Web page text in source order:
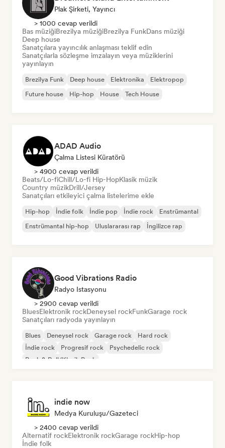
Plak Şirketi, Yayıncı
> 1000 cevap verildi
Bas müziğiBrezilya müziğiBrezilya FunkDans müziği
Deep house
Sanatçılara yayıncılık anlaşması teklif edin
Sanatçılarla sözleşme imzalayın veya müziklerini
yayınlayın
Brezilya Funk Deep house Elektronika
Elektropop
Future house
Hip-hop House Tech House
ADAD Audio
Çalma Listesi Küratörü
> 4900 cevap verildi
Beats/Lo-fiChill/Lo-fi Hip-HopKlasik müzik
Country müzikDrill/Jersey
Sanatçıları etkileyici çalma listelerime ekle
Hip-hop İndie folk İndie pop İndie rock
Enstrümantal
Enstrümantal hip-hop
Uluslararası rap İngilizce rap
Good Vibrations Radio
Radyo Istasyonu
> 2900 cevap verildi
BluesElektronik rockDeneysel rockFunkGarage rock
Sanatçıları radyoda yayınlayın
Blues Deneysel rock Garage rock
Hard rock
İndie rock
Progresif rock
Psychedelic rock
Rock & Roll/Klasik Rock
indie now
Medya Kuruluşu/Gazeteci
> 2400 cevap verildi
Alternatif rockElektronik rockGarage rockHip-hop
İndie folk